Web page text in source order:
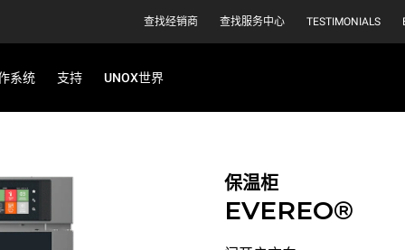
查找经销商 查找服务中心 TESTIMONIALS
系统 支持 UNOX世界
保温柜
EVEREO®